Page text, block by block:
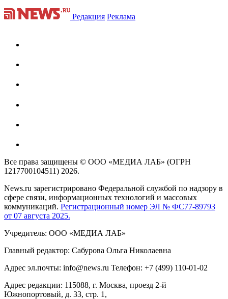
Редакция Реклама
Все права защищены © ООО «МЕДИА ЛАБ» (ОГРН
1217700104511) 2026.
News.ru зарегистрировано Федеральной службой по надзору в
сфере связи, информационных технологий и массовых
коммуникаций. Регистрационный номер ЭЛ № ФС77-89793
от 07 августа 2025.
Учредитель: ООО «МЕДИА ЛАБ»
Главный редактор: Сабурова Ольга Николаевна
Адрес эл.почты: info@news.ru Телефон: +7 (499) 110-01-02
Адрес редакции: 115088, г. Москва, проезд 2-й
Южнопортовый, д. 33, стр. 1,